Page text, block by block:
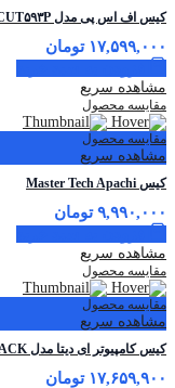
کیس اف اس پی مدل CUT۵۹۳P
۱۷,۵۹۹,۰۰۰ تومان
مشاهده سریع
مقایسه محصول
مقایسه محصول
مشاهده سریع
کیس Master Tech Apachi
۹,۹۹۰,۰۰۰ تومان
مشاهده سریع
مقایسه محصول
مقایسه محصول
مشاهده سریع
کیس کامپیوتر ای دیتا مدل XPG INVADER X BTF BLACK
۱۷,۶۵۹,۹۰۰ تومان